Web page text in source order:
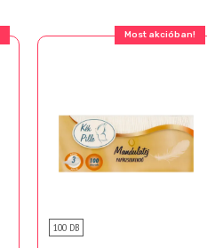
Most akcióban!
100 DB